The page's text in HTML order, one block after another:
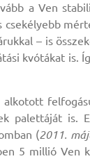
a Ven
csekélyebb
– is
kvótákat is.
palettáját is.
(2011.
5 millió Ven